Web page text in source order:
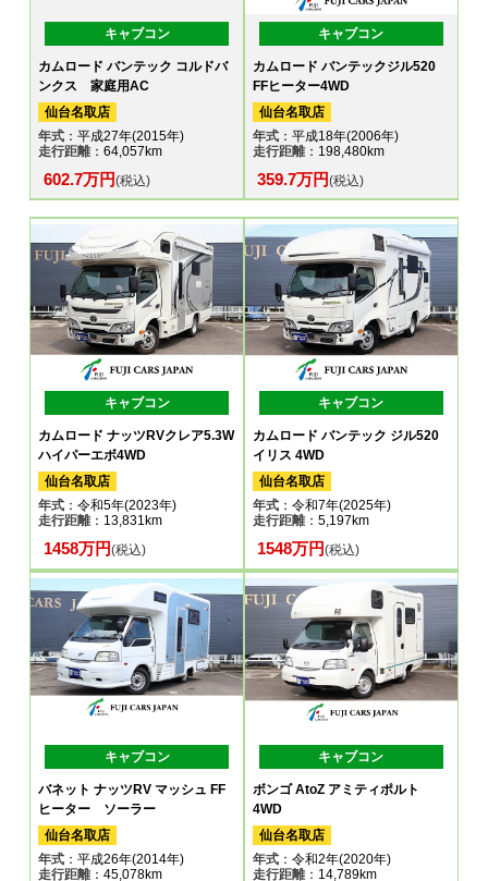
キャブコン
カムロード バンテック コルドバ
ンクス 家庭用AC
仙台名取店
年式 ：平成27年(2015年)
走行距離：64,057km
602.7万円(税込)
キャブコン
カムロード バンテックジル520
FFヒーター4WD
仙台名取店
年式：平成18年(2006年)
走行距離：198,480km
359.7万円(税込)
キャブコン
カムロード ナッツRVクレア5.3W
ハイパーエボ4WD
仙台名取店
年式 ：令和5年(2023年)
走行距離：13,831km
1458万円(税込)
キャブコン
カムロード バンテック ジル520
イリス 4WD
仙台名取店
年式：令和7年(2025年)
走行距離：5,197km
1548万円(税込)
キャブコン
バネット ナッツRV マッシュ FF
ヒーター ソーラー
仙台名取店
年式 ：平成26年(2014年)
走行距離：45,078km
キャブコン
ボンゴ AtoZ アミティポルト
4WD
仙台名取店
年式：令和2年(2020年)
走行距離：14,789km